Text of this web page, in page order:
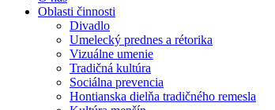
Oblasti činnosti
Divadlo
Umelecký prednes a rétorika
Vizuálne umenie
Tradičná kultúra
Sociálna prevencia
Hontianska dielňa tradičného remesla